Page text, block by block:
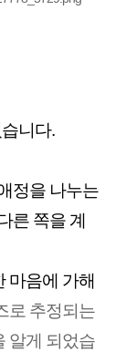
니다.
정을 나누는
른 쪽을 계
마음에 가해
로 추정되는
알게 되었습